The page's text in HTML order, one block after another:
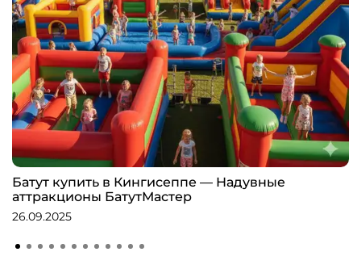
Батут купить в Кингисеппе — Надувные
аттракционы БатутМастер
26.09.2025